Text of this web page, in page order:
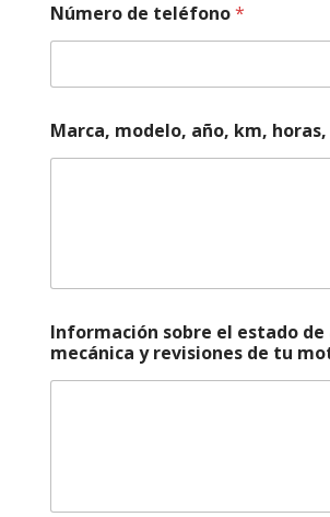
e
v
s
o
n
e
Número de teléfono*
Marca, modelo, año, km,
Información sobre el estado de
mecánica y revisiones de tu